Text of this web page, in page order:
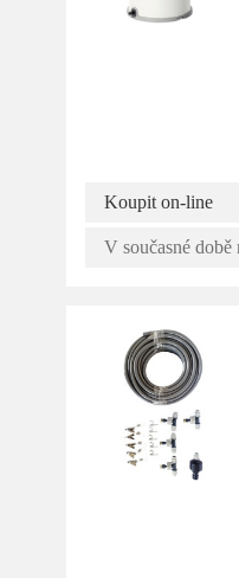
Koupit on-line
V současné době